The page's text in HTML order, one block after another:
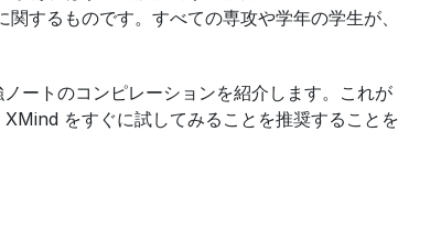
するものです。すべての専攻や学年の学生が、
ートのコンピレーションを紹介します。これが
をすぐに試してみることを推奨することを